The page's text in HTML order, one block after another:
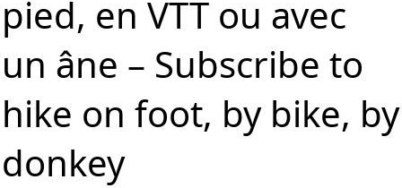
pied, en VTT ou avec
un âne – Subscribe to
hike on foot, by bike, by
donkey